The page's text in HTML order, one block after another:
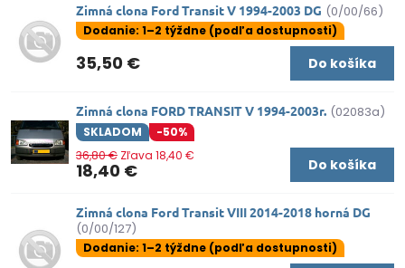
Zimná clona Ford Transit V 1994-2003 DG (0/00/66)
Dodanie: 1–2 týždne (podľa dostupnosti)
35,50 € Do košíka
Zimná clona FORD TRANSIT V 1994-2003r. (02083a)
SKLADOM -50%
18,40 €
36,80 € Zľava 18,40 €
Do košíka
Zimná clona Ford Transit VIII 2014-2018 horná DG
(0/00/127)
Dodanie: 1–2 týždne (podľa dostupnosti)